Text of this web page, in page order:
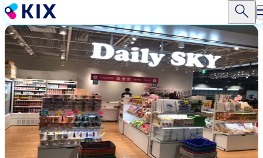
移
至
主
內
容